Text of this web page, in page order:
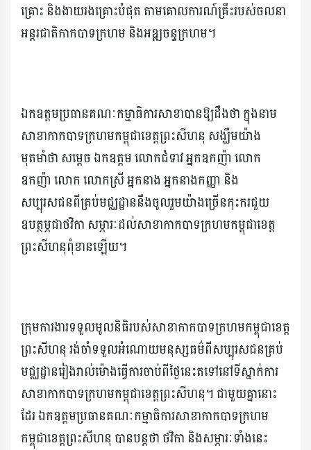
គ្រោះ និងងាយរងគ្រោះបំផុត តាមគោលការណ៍គ្រឹះរបស់ចលនា
អន្តរជាតិកាកបាទក្រហម និងអឌ្ឍចន្ទក្រហម។
ឯកឧត្តមប្រធានគណៈកម្មាធិការសាខាបានឱ្យដឹងថា ក្នុងនាម
សាខាកាកបាទក្រហមកម្ពុជាខេត្តព្រះសីហនុ សង្ឃឹមយ៉ាង
មុតមាំថា សម្តេច ឯកឧត្តម លោកជំទាវ អ្នកឧកញ៉ា លោក
ឧកញ៉ា លោក លោកស្រី អ្នកនាង អ្នកនាងកញ្ញា និង
សប្បុរសជនពីគ្រប់មជ្ឈដ្ឋាននឹងចូលរួមយ៉ាងច្រើនកុះករជួយ
ឧបត្ថម្ភជាថវិកា សម្ភារៈដល់សាខាកាកបាទក្រហមកម្ពុជាខេត្ត
ព្រះសីហនុពុំខានឡើយ។
ក្រុមការងារទទួលមូលនិធិរបស់សាខាកាកបាទក្រហមកម្ពុជាខេត្ត
ព្រះសីហនុ រង់ចាំទទួលអំណោយមនុស្សធម៌ពីសប្បុរសជនគ្រប់
មជ្ឈដ្ឋានរៀងរាល់ម៉ោងធ្វើការចាប់ពីថ្ងៃនេះតទៅនៅទីស្នាក់ការ
សាខាកាកបាទក្រហមកម្ពុជាខេត្តព្រះសីហនុ។ ជាមួយគ្នានោះ
ដែរ ឯកឧត្តមប្រធានគណៈកម្មាធិការសាខាកាកបាទក្រហម
កម្ពុជាខេត្តព្រះសីហនុ បានបន្តថា ថវិកា និងសម្ភារៈទាំងនេះ